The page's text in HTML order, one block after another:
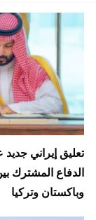
تعليق إيراني جديد
الدفاع المشترك
وباكستان وتركيا